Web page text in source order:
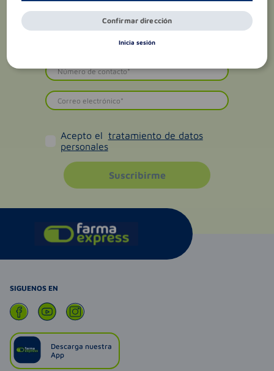
Acepto el tratamiento de datos
personales
Suscribirme
SIGUENOS EN
Descarga nuestra
App
Confirmar dirección
Inicia sesión